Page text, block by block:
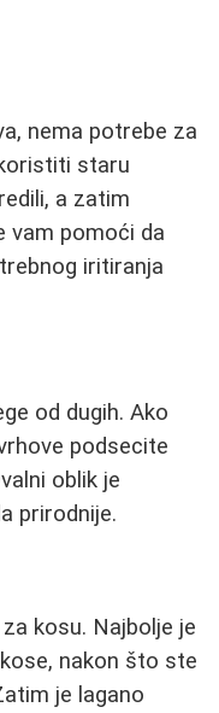
nema potrebe za
staru
a zatim
vam pomoći da
iritiranja
od dugih. Ako
podsecite
oblik je
prirodnije.
kosu. Najbolje je
nakon što ste
je lagano